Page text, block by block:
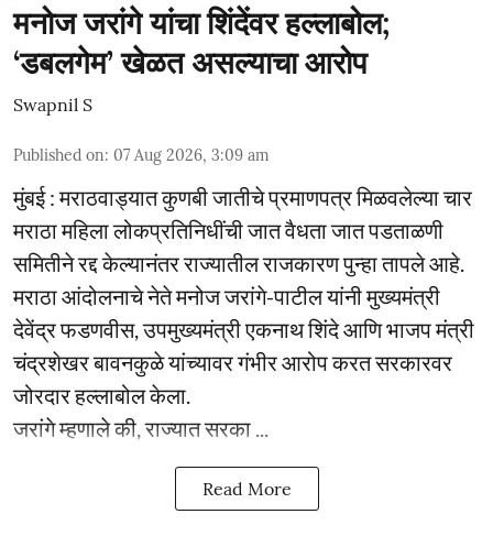
मनोज जरांगे यांचा शिंदेंवर हल्लाबोल;
‘डबलगेम’ खेळत असल्याचा आरोप
Swapnil S
Published on: 07 Aug 2026, 3:09 am
मुंबई : मराठवाड्यात कुणबी जातीचे प्रमाणपत्र मिळवलेल्या चार
मराठा महिला लोकप्रतिनिधींची जात वैधता जात पडताळणी
समितीने रद्द केल्यानंतर राज्यातील राजकारण पुन्हा तापले आहे.
मराठा आंदोलनाचे नेते मनोज जरांगे-पाटील यांनी मुख्यमंत्री
देवेंद्र फडणवीस, उपमुख्यमंत्री एकनाथ शिंदे आणि भाजप मंत्री
चंद्रशेखर बावनकुळे यांच्यावर गंभीर आरोप करत सरकारवर
जोरदार हल्लाबोल केला.
जरांगे म्हणाले की, राज्यात सरका ...
Read More